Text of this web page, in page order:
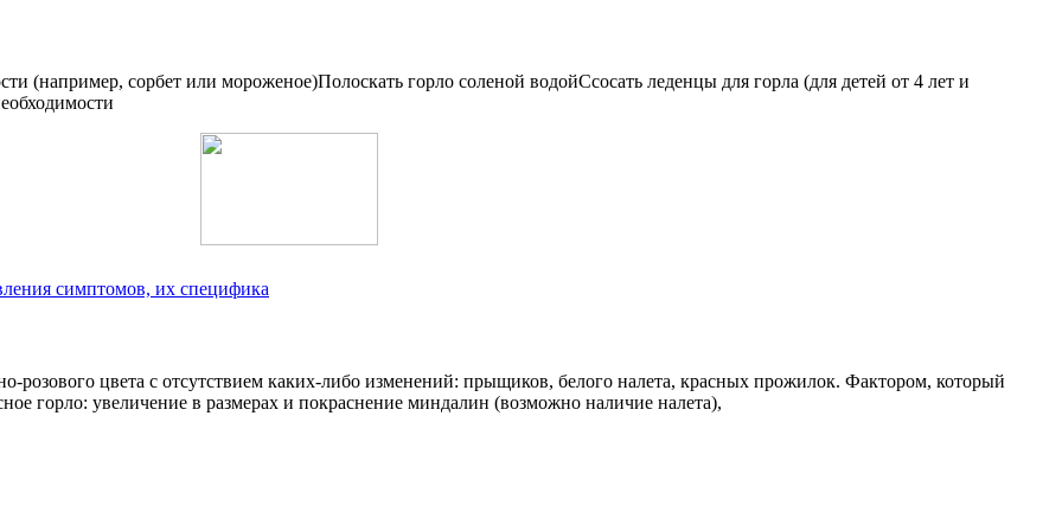
(например, сорбет или мороженое)Полоскать горло соленой водойСсосать леденцы для горла (для детей от 4 лет и
симптомов, их специфика
розового цвета с отсутствием каких-либо изменений: прыщиков, белого налета, красных прожилок. Фактором, который
горло: увеличение в размерах и покраснение миндалин (возможно наличие налета),